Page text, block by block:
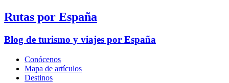
Rutas por España
Blog de turismo y viajes por España
Conócenos
Mapa de artículos
Destinos